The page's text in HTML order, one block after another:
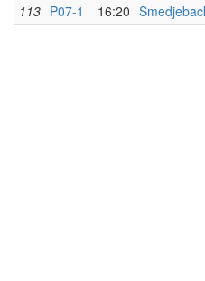
113 P07-1 16:20